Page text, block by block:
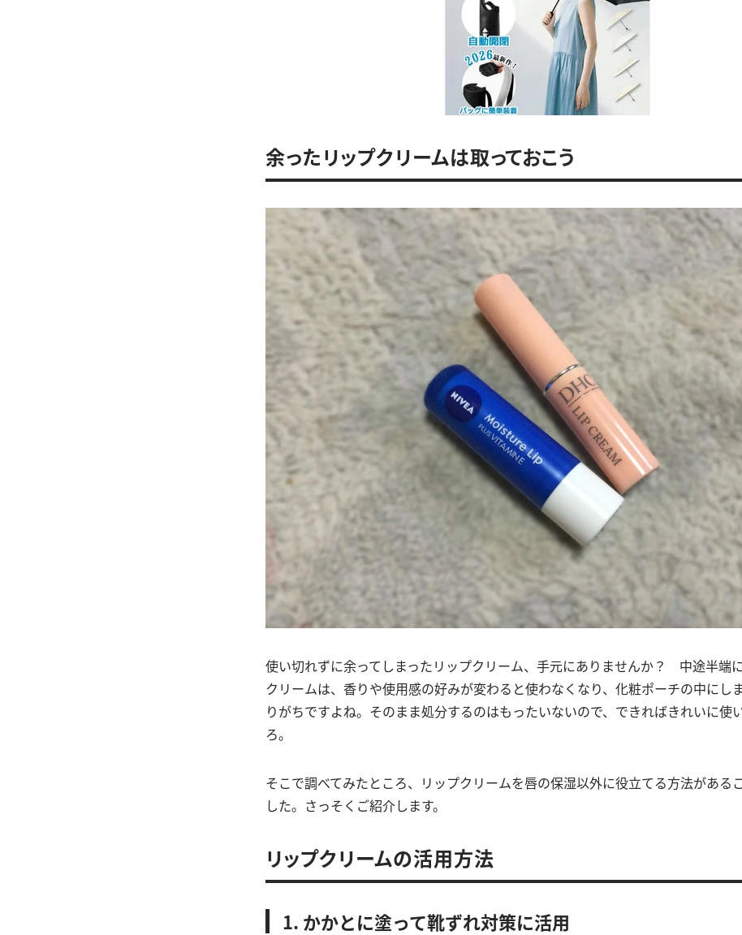
余ったリップクリームは取っておこう
使い切れずに余ってしまったリップクリーム、手元にありませんか？ 中途半端
クリームは、香りや使用感の好みが変わると使わなくなり、化粧ポーチの中にし
りがちですよね。そのまま処分するのはもったいないので、できればきれいに使
ろ。
そこで調べてみたところ、リップクリームを唇の保湿以外に役立てる方法がある
した。さっそくご紹介します。
リップクリームの活用方法
1. かかとに塗って靴ずれ対策に活用